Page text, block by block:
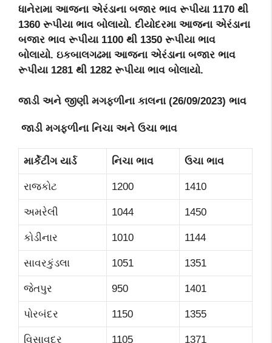
ધાનેરામા આજના એરંડાના બજાર ભાવ રૂપીયા 1170 થી
1360 રૂપીયા ભાવ બોલાયો. દીયોદરમા આજના એરંડાના
બજાર ભાવ રૂપીયા 1100 થી 1350 રૂપીયા ભાવ
બોલાયો. ઇકબાલગઢમા આજના એરંડાના બજાર ભાવ
રૂપીયા 1281 થી 1282 રૂપીયા ભાવ બોલાયો.
જાડી અને જીણી મગફળીના કાલના (26/09/2023) ભાવ
જાડી મગફળીના નિચા અને ઉચા ભાવ
માર્કેટીંગ યાર્ડ નિચા ભાવ ઉચા ભાવ
રાજકોટ 1200 1410
અમરેલી 1044 1450
કોડીનાર 1010 1144
સાવરકુંડલા 1051 1351
જેતપુર 950 1401
પોરબંદર 1150 1355
વિસાવદર 1105 1371